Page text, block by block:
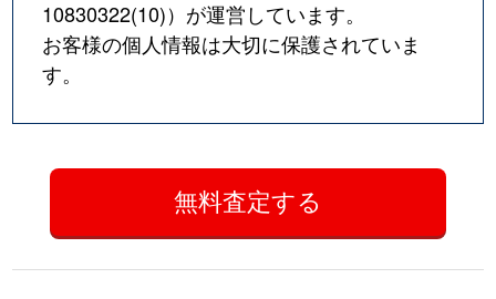
10830322(10)）が運営しています。
お客様の個人情報は大切に保護されていま
す。